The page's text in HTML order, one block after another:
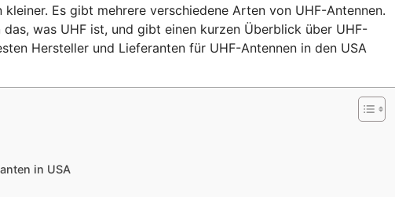
Es gibt mehrere verschiedene Arten von UHF-Antennen.
was UHF ist, und gibt einen kurzen Überblick über UHF-
Hersteller und Lieferanten für UHF-Antennen in den USA
in USA